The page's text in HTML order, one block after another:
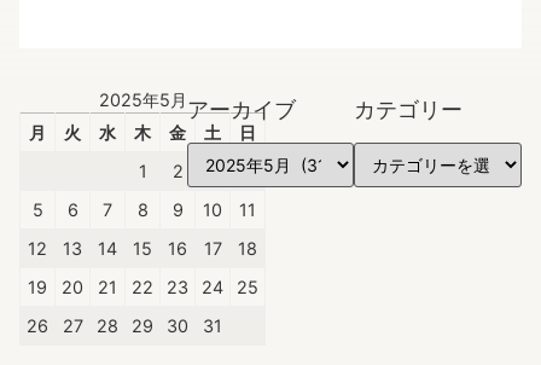
2025年5月
月
火 水 木 金 土
日
1
2 3
4
5
6 7 8 9 10
11
12
13 14 15 16 17
18
19
20 21 22 23 24
25
26
27 28 29 30 31
アーカイブ カテゴリー